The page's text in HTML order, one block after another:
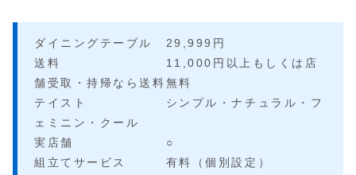
ダイニングテーブル 29,999円
送料 11,000円以上もしくは店
舗受取・持帰なら送料無料
テイスト シンプル・ナチュラル・フ
ェミニン・クール
実店舗 ○
組立てサービス 有料（個別設定）